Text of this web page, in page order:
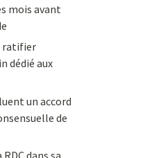
mois avant
ratifier
dédié aux
un accord
de